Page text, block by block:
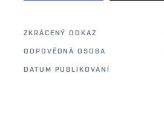
ZKRÁCENÝ ODKAZ
ODPOVĚDNÁ OSOBA
DATUM PUBLIKOVÁNÍ